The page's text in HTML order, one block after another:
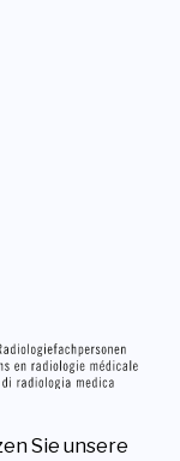
Sie unsere